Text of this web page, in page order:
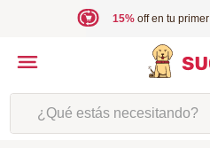
15%off en tu primer
¿Qué estás necesitando?